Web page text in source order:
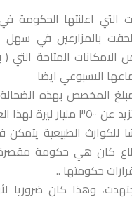
التي اعلنتها الحكومة
بالمزارعين في سهل
الامكانات المتاحة التي
الاسبوعي ايضا
المخصص بهذه
اعلنت حكومتها ان قيمة موازنتها تزيد عن
الطبيعية يتمكن
كان هي حكومة
حكومتها ..
وهذا كان ضروريا